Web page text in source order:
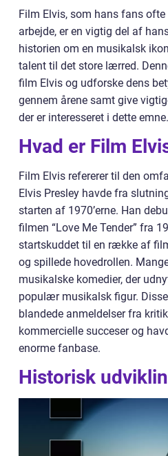
Film Elvis, som hans fans
arbejde, er en vigtig del af
historien om en musikalsk
talent til det store lærred.
film Elvis og udforske dens
gennem årene samt give
der er interesseret i dette emne.
Hvad er Film
Film Elvis refererer til den
Elvis Presley havde fra
starten af 1970’erne. Han
filmen “Love Me Tender” fra
startskuddet til en række af
og spillede hovedrollen.
musikalske komedier, der
populær musikalsk figur.
blandede anmeldelser fra
kommercielle succeser og
enorme fanbase.
Historisk